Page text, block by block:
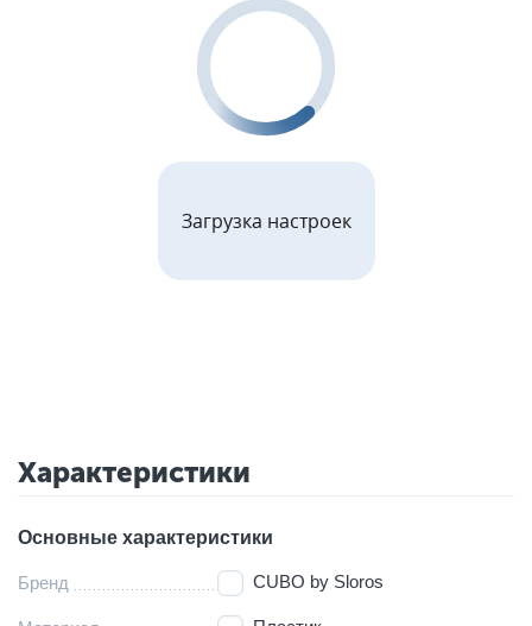
Загрузка настроек
Характеристики
Основные характеристики
Бренд CUBO by Sloros